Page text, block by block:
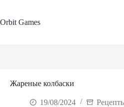
content
Orbit Games
Жареные колбаски
19/08/2024